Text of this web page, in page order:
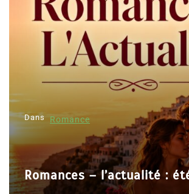
Dans Romance
Romances – l’actualité :